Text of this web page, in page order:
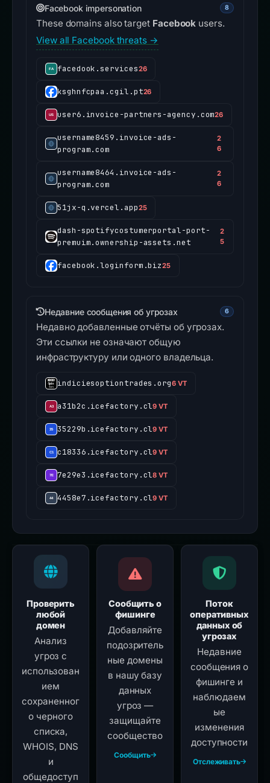
Facebook impersonation 8
These domains also target Facebook users.
View all Facebook threats →
facedook.services26
ksghnfcpaa.cgil.pt26
user6.invoice-partners-agency.com26
username8459.invoice-ads-
program.com
2
6
username8464.invoice-ads-
program.com
2
6
51jx-q.vercel.app25
dash-spotifycostumerportal-port-
premuim.ownership-assets.net
2
5
facebook.loginform.biz25
Недавние сообщения об угрозах 6
Недавно добавленные отчёты об угрозах.
Эти ссылки не означают общую
инфраструктуру или одного владельца.
indiciesoptiontrades.org6 VT
a31b2c.icefactory.cl9 VT
35229b.icefactory.cl9 VT
c18336.icefactory.cl9 VT
7e29e3.icefactory.cl8 VT
4458e7.icefactory.cl9 VT
Проверить
любой
домен
Анализ
угроз с
использован
ием
сохраненног
о черного
списка,
WHOIS, DNS
и
общедоступ
Сообщить о
фишинге
Добавляйте
подозритель
ные домены
в нашу базу
данных
угроз —
защищайте
сообщество
Сообщить
Поток
оперативных
данных об
угрозах
Недавние
сообщения о
фишинге и
наблюдаем
ые
изменения
доступности
Отслеживать